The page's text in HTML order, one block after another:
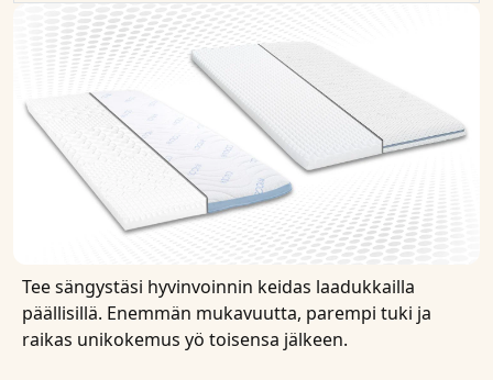
Tee sängystäsi hyvinvoinnin keidas laadukkailla
päällisillä. Enemmän mukavuutta, parempi tuki ja
raikas unikokemus yö toisensa jälkeen.